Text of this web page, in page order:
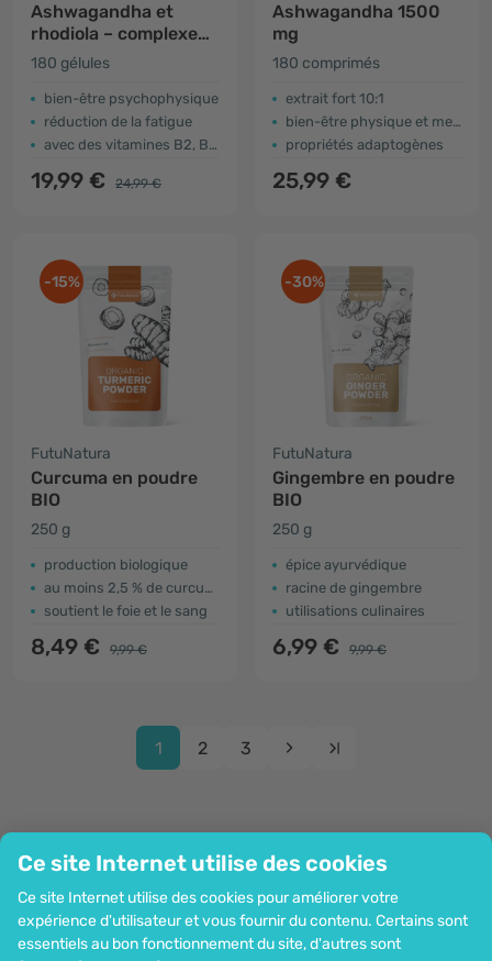
Ce site Internet utilise des cookies
Ce site Internet utilise des cookies pour améliorer votre
expérience d'utilisateur et vous fournir du contenu. Certains sont
essentiels au bon fonctionnement du site, d'autres sont
Ashwagandha et
rhodiola – complexe
pour performance
physique et mentale
180 gélules
bien-être psychophysique
réduction de la fatigue
avec des vitamines B2, B5 et B6
19,99 € 24,99 €
Ashwagandha 1500
mg
180 comprimés
extrait fort 10:1
bien-être physique et mental
propriétés adaptogènes
25,99 €
-15%
FutuNatura
Curcuma en poudre
BIO
250 g
production biologique
au moins 2,5 % de curcumine
soutient le foie et le sang
8,49 € 9,99 €
-30%
FutuNatura
Gingembre en poudre
BIO
250 g
épice ayurvédique
racine de gingembre
utilisations culinaires
6,99 € 9,99 €
1 2 3
Information
Rejoignez-nous